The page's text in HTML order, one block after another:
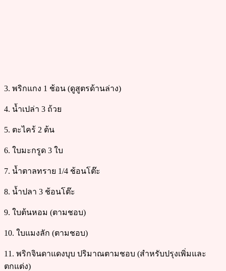
3. พริกแกง 1 ช้อน (ดูสูตรด้านล่าง)
4. น้ำเปล่า 3 ถ้วย
5. ตะไคร้ 2 ต้น
6. ใบมะกรูด 3 ใบ
7. น้ำตาลทราย 1/4 ช้อนโต๊ะ
8. น้ำปลา 3 ช้อนโต๊ะ
9. ใบต้นหอม (ตามชอบ)
10. ใบแมงลัก (ตามชอบ)
11. พริกจินดาแดงบุบ ปริมาณตามชอบ (สำหรับปรุงเพิ่มและ
ตกแต่ง)